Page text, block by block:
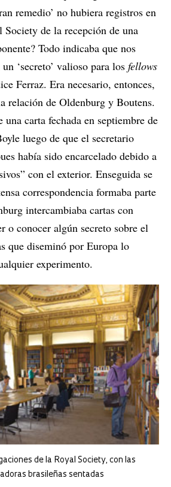
remedio’ no hubiera registros en
Society de la recepción de una
Todo indicaba que nos
‘secreto’ valioso para los fellows
Ferraz. Era necesario, entonces,
relación de Oldenburg y Boutens.
carta fechada en septiembre de
luego de que el secretario
había sido encarcelado debido a
con el exterior. Enseguida se
correspondencia formaba parte
intercambiaba cartas con
o conocer algún secreto sobre el
que diseminó por Europa lo
experimento.
de la Royal Society, con las
brasileñas sentadas